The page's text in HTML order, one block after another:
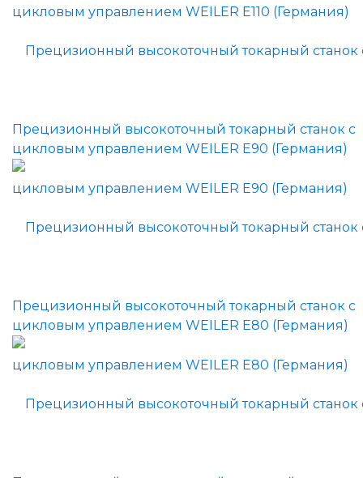
Прецизионный высокоточный токарный станок с
цикловым управлением WEILER E90 (Германия)
Прецизионный высокоточный токарный станок с
цикловым управлением WEILER E80 (Германия)